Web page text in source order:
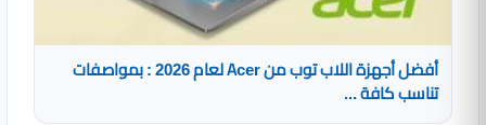
أفضل أجهزة اللاب توب من Acer لعام 2026 : بمواصفات
تناسب كافة ...